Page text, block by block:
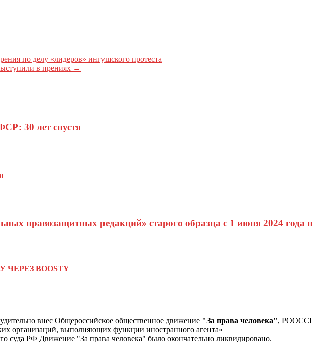
по делу «лидеров» ингушского протеста
в прениях →
30 лет спустя
правозащитных редакций» старого образца с 1 июня 2024 года
BOOSTY
внес Общероссийское общественное движение "За права человека",
организаций, выполняющих функции иностранного агента»
суда РФ Движение "За права человека" было окончательно ликвидировано.